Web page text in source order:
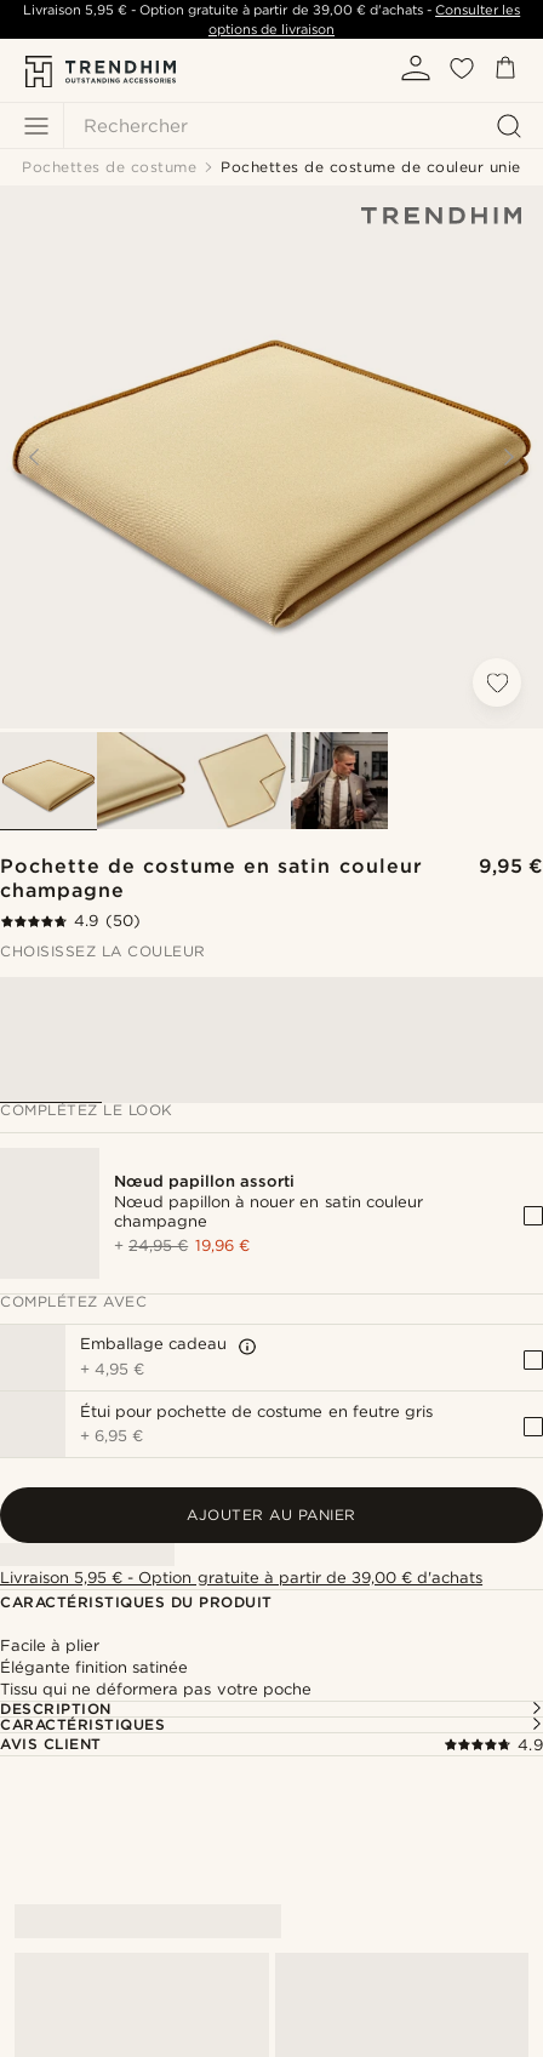
Rechercher
Livraison 5,95 €- Option gratuite à partir de 39,00 €d'achats -Consulter les
options de livraison
Pochettes de costume Pochettes de costume de couleur unie
Pochette de costume en satin couleur
champagne
9,95 €
4.9 (50)
CHOISISSEZ LA COULEUR
COMPLÉTEZ LE LOOK
Nœud papillon assorti
Nœud papillon à nouer en satin couleur
champagne
+24,95 € 19,96 €
COMPLÉTEZ AVEC
Emballage cadeau
+4,95 €
Étui pour pochette de costume en feutre gris
+6,95 €
AJOUTER AU PANIER
Livraison 5,95 € - Option gratuite à partir de 39,00 € d'achats
CARACTÉRISTIQUES DU PRODUIT
Facile à plier
Élégante finition satinée
Tissu qui ne déformera pas votre poche
DESCRIPTION
CARACTÉRISTIQUES
AVIS CLIENT
4.9